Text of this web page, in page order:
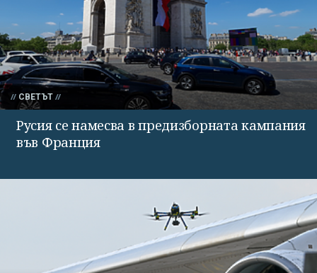
СВЕТЪТ
Русия се намесва в предизборната кампания
във Франция